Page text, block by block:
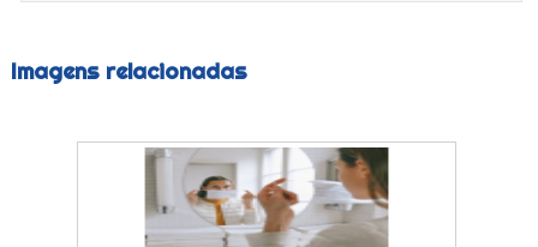
Imagens relacionadas